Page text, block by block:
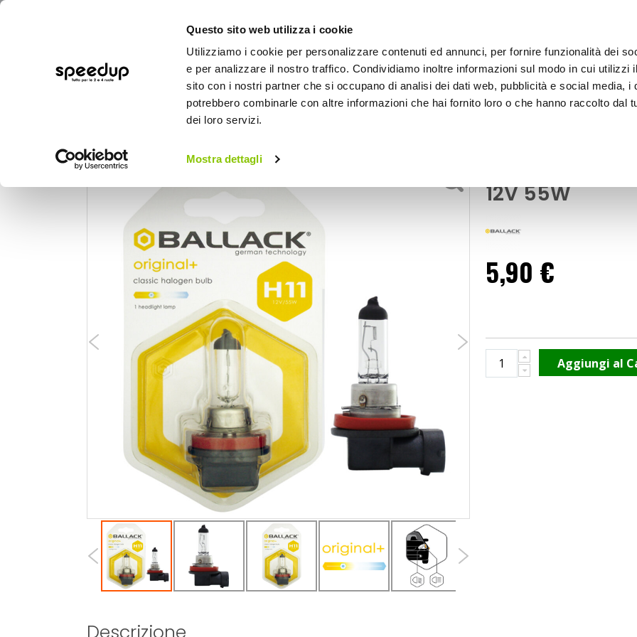
Questo sito web utilizza i cookie
Utilizziamo i cookie per personalizzare contenuti ed annunci, per fornire funzionalità dei
e per analizzare il nostro traffico. Condividiamo inoltre informazioni sul modo in cui utilizzi
sito con i nostri partner che si occupano di analisi dei dati web, pubblicità e social media, i
potrebbero combinarle con altre informazioni che hai fornito loro o che hanno raccolto dal
dei loro servizi.
Mostra dettagli
BICI OUTDOOR
Home
12V 55W
5,90 €
Aggiungi al